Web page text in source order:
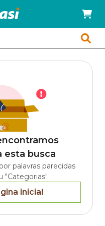
esta busca
palavras parecidas
"Categorias".
inicial